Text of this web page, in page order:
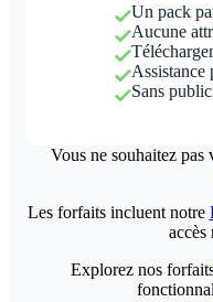
Un pack
Aucune
Assistance
Sans
Vous ne souhaitez pas
Les forfaits incluent notre
accès
Explorez nos